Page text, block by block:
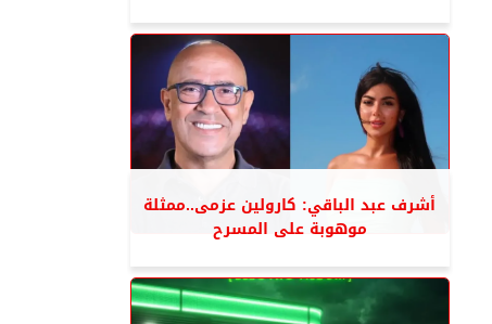
أشرف عبد الباقي: كارولين عزمى..ممثلة
موهوبة على المسرح